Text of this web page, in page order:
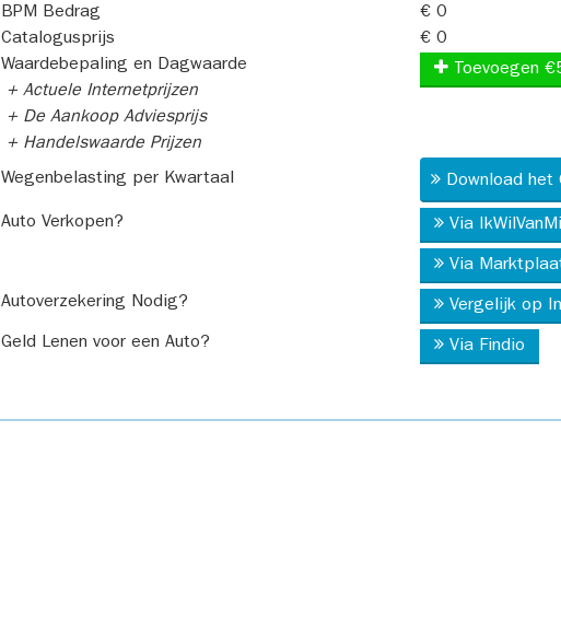
BPM Bedrag
€ 0
Catalogusprijs
€ 0
Waardebepaling en Dagwaarde
+ Actuele Internetprijzen
+ De Aankoop Adviesprijs
+ Handelswaarde Prijzen
Toevoegen
Wegenbelasting per Kwartaal Download
Auto Verkopen? Via
Via
Autoverzekering Nodig? Vergelijk op
Geld Lenen voor een Auto? Via Findio